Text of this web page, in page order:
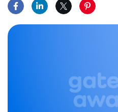
Partager sur Facebook
Partager sur LinkedIn
Partager sur X